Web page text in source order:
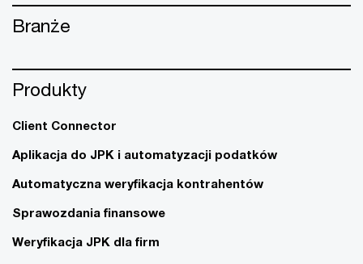
Branże
Produkty
Client Connector
Aplikacja do JPK i automatyzacji podatków
Automatyczna weryfikacja kontrahentów
Sprawozdania finansowe
Weryfikacja JPK dla firm